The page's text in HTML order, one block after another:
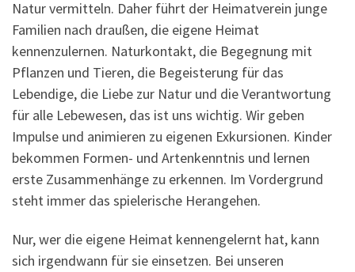
Natur vermitteln. Daher führt der Heimatverein junge
Familien nach draußen, die eigene Heimat
kennenzulernen. Naturkontakt, die Begegnung mit
Pflanzen und Tieren, die Begeisterung für das
Lebendige, die Liebe zur Natur und die Verantwortung
für alle Lebewesen, das ist uns wichtig. Wir geben
Impulse und animieren zu eigenen Exkursionen. Kinder
bekommen Formen- und Artenkenntnis und lernen
erste Zusammenhänge zu erkennen. Im Vordergrund
steht immer das spielerische Herangehen.
Nur, wer die eigene Heimat kennengelernt hat, kann
sich irgendwann für sie einsetzen. Bei unseren